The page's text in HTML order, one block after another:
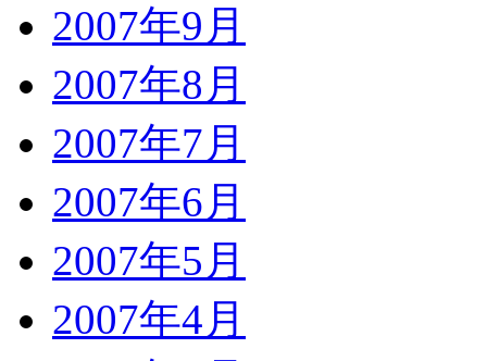
2007年9月
2007年8月
2007年7月
2007年6月
2007年5月
2007年4月